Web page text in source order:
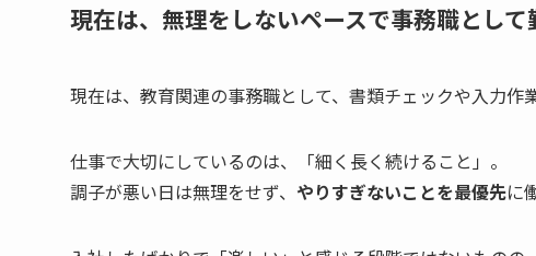
現在は、無理をしないペースで事務職として
現在は、教育関連の事務職として、書類チェックや入力作
仕事で大切にしているのは、「細く長く続けること」。
調子が悪い日は無理をせず、 やりすぎないことを最優先に